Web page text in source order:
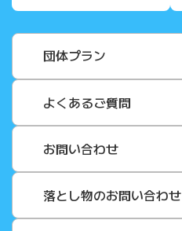
団体プラン
よくあるご質問
お問い合わせ
落とし物のお問い合わせ